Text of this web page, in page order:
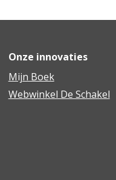
Onze innovaties
Mijn Boek
Webwinkel De Schakel